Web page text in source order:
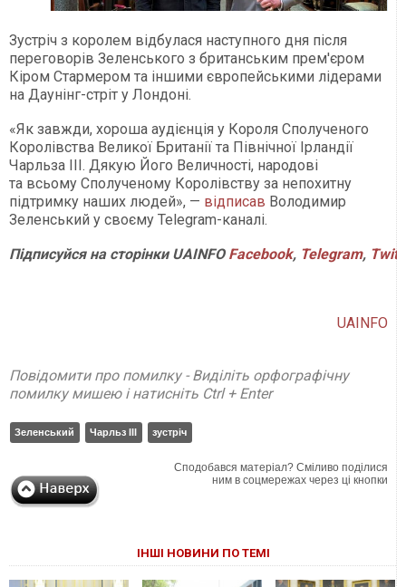
Зустріч з королем відбулася наступного дня після
переговорів Зеленського з британським прем'єром
Кіром Стармером та іншими європейськими лідерами
на Даунінг-стріт у Лондоні.
«Як завжди, хороша аудієнція у Короля Сполученого
Королівства Великої Британії та Північної Ірландії
Чарльза ІІІ. Дякую Його Величності, народові
та всьому Сполученому Королівству за непохитну
підтримку наших людей», — відписав Володимир
Зеленський у своєму Telegram-каналі.
ПідписуйсянасторінкиUAINFO Facebook, Telegram,
UAINFO
Повідомити про помилку - Виділіть орфографічну
помилку мишею і натисніть Ctrl + Enter
Зеленський Чарльз III зустріч
Сподобався матеріал? Сміливо поділися
ним в соцмережах через ці кнопки
ІНШІ НОВИНИ ПО ТЕМІ